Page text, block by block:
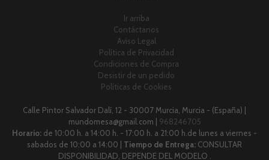
Ir arriba
Contáctanos
Aviso Legal
Política de Privacidad
Condiciones de Compra
Desistir de un pedido
Políticas de Cookies
Calle Pintor Salvador Dalí, 12 - 30007 Murcia, Murcia - (España) |
mundomesa@gmail.com | 968246705
Horario: de 10:00 h. a 14:00 h. - 17:00 h. a 21:00 h.de lunes a viernes -
sabados de 10:00 a 14:00 | Tiempo de Entrega: CONSULTAR
DISPONIBILIDAD, DEPENDE DEL MODELO .